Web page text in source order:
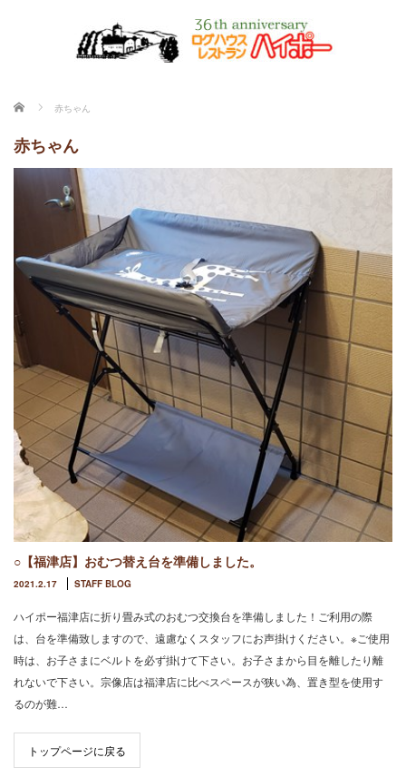
ホーム 赤ちゃん
赤ちゃん
○【福津店】おむつ替え台を準備しました。
2021.2.17 STAFF BLOG
ハイポー福津店に折り畳み式のおむつ交換台を準備しました！ご利用の際
は、台を準備致しますので、遠慮なくスタッフにお声掛けください。※ご使用
時は、お子さまにベルトを必ず掛けて下さい。お子さまから目を離したり離
れないで下さい。宗像店は福津店に比べスペースが狭い為、置き型を使用す
るのが難…
トップページに戻る